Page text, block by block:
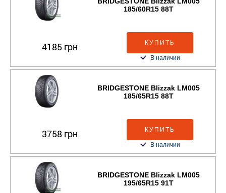
185/60R15 88T
4185 грн КУПИТЬ
В наличии
BRIDGESTONE Blizzak LM005
185/65R15 88T
3758 грн КУПИТЬ
В наличии
BRIDGESTONE Blizzak LM005
195/65R15 91T